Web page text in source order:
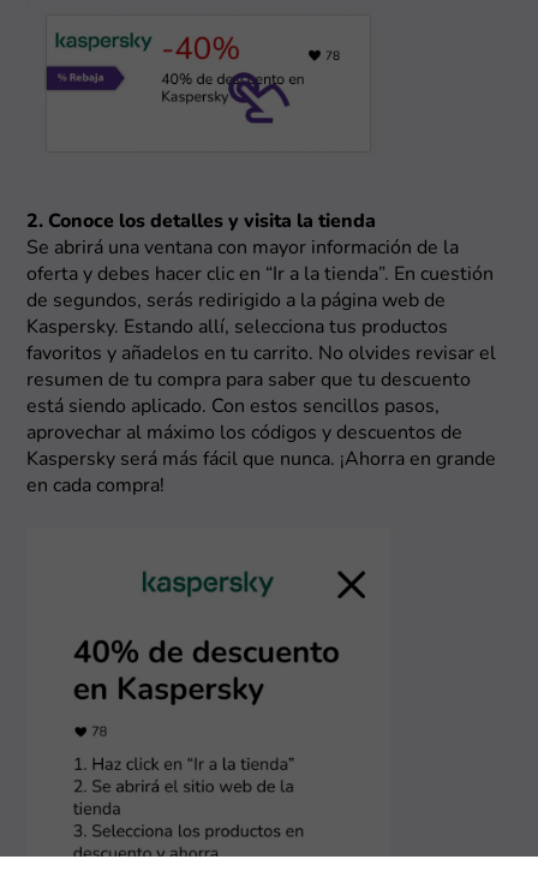
2. Conoce los detalles y visita la tienda
Se abrirá una ventana con mayor información de la
oferta y debes hacer clic en “Ir a la tienda”. En cuestión
de segundos, serás redirigido a la página web de
Kaspersky. Estando allí, selecciona tus productos
favoritos y añadelos en tu carrito. No olvides revisar el
resumen de tu compra para saber que tu descuento
está siendo aplicado. Con estos sencillos pasos,
aprovechar al máximo los códigos y descuentos de
Kaspersky será más fácil que nunca. ¡Ahorra en grande
en cada compra!